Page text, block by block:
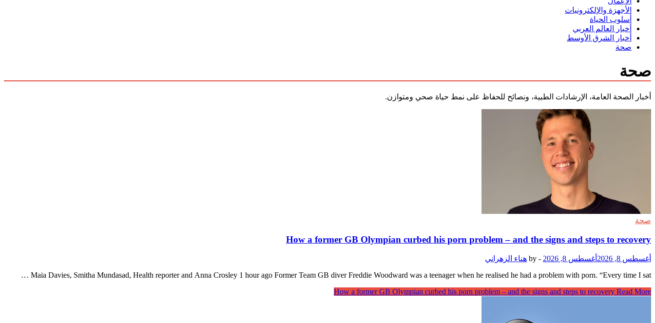
الأجهزة والإلكترونيات
أسلوب الحياة
أخبار العالم العربي
أخبار الشرق الأوسط
صحة
صحة
أخبار الصحة العامة، الإرشادات الطبية، ونصائح للحفاظ على نمط حياة صحي ومتوازن.
صحة
How a former GB Olympian curbed his porn problem – and the signs and steps to recovery
أغسطس 8, 2026 أغسطس 8, 2026 -
by هناء الزهراني
Maia Davies, Smitha Mundasad, Health reporter and Anna Crosley 1 hour ago Former Team GB diver Freddie Woodward was a teenager when he realised he had a problem with porn. “Every time I sat …
How a former GB Olympian curbed his porn problem – and the signs and steps to recovery Read More